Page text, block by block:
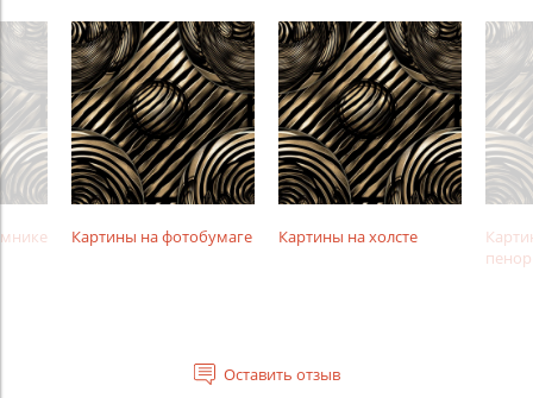
Картины на фотобумаге Картины на холсте
Оставить отзыв